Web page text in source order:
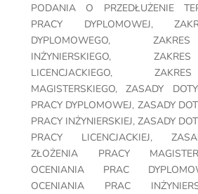
PODANIA O PRZEDŁUŻENIE
PRACY DYPLOMOWEJ,
DYPLOMOWEGO,
INŻYNIERSKIEGO,
LICENCJACKIEGO,
MAGISTERSKIEGO,
ZASADY
PRACY DYPLOMOWEJ, ZASADY
PRACY INŻYNIERSKIEJ, ZASADY
PRACY LICENCJACKIEJ,
ZŁOŻENIA PRACY
OCENIANIA PRAC
OCENIANIA PRAC